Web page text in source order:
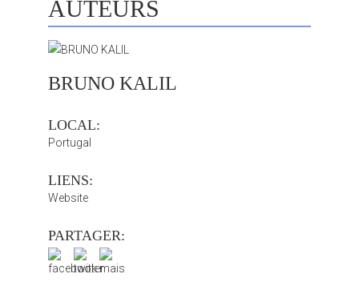
AUTEURS
BRUNO KALIL
LOCAL:
Portugal
LIENS:
Website
PARTAGER: